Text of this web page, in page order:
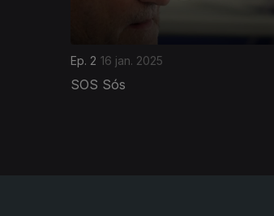
Ep. 2 16 jan. 2025
SOS Sós